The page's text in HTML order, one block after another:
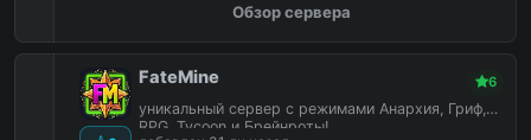
Обзор сервера
FateMine 6
уникальный сервер с режимами Анархия, Гриф,
RPG, Tycoon и Брейнроты!